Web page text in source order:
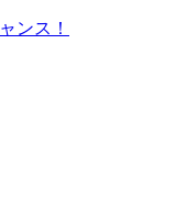
ンス！